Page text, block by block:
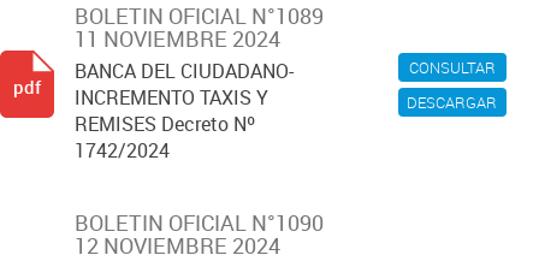
CONSULTAR
DESCARGAR
BOLETIN OFICIAL N°1089
11 NOVIEMBRE 2024
BANCA DEL CIUDADANO-
INCREMENTO TAXIS Y
REMISES Decreto Nº
1742/2024
pdf
BOLETIN OFICIAL N°1090
12 NOVIEMBRE 2024